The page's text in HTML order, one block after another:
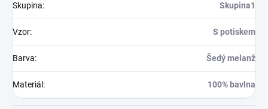
Skupina: Skupina1
Vzor: S potiskem
Barva: Šedý melanž
Materiál : 100% bavlna